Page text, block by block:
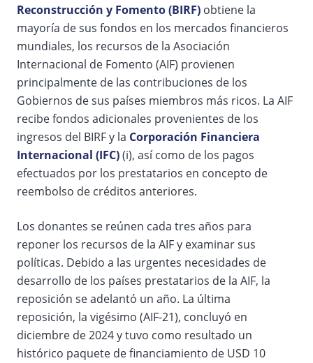
Reconstrucción y Fomento (BIRF) obtiene la
mayoría de sus fondos en los mercados financieros
mundiales, los recursos de la Asociación
Internacional de Fomento (AIF) provienen
principalmente de las contribuciones de los
Gobiernos de sus países miembros más ricos. La AIF
recibe fondos adicionales provenientes de los
ingresos del BIRF y la Corporación Financiera
Internacional (IFC)(i), así como de los pagos
efectuados por los prestatarios en concepto de
reembolso de créditos anteriores.
Los donantes se reúnen cada tres años para
reponer los recursos de la AIF y examinar sus
políticas. Debido a las urgentes necesidades de
desarrollo de los países prestatarios de la AIF, la
reposición se adelantó un año. La última
reposición, la vigésimo (AIF-21), concluyó en
diciembre de 2024 y tuvo como resultado un
histórico paquete de financiamiento de USD 10